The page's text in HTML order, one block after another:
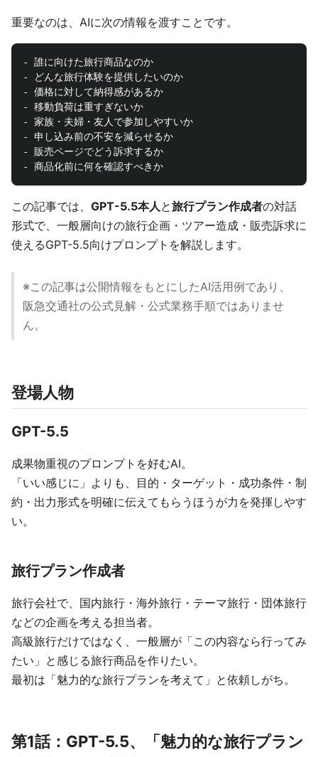
重要なのは、AIに次の情報を渡すことです。
- 誰に向けた旅行商品なのか
- どんな旅行体験を提供したいのか
- 価格に対して納得感があるか
- 移動負荷は重すぎないか
- 家族・夫婦・友人で参加しやすいか
- 申し込み前の不安を減らせるか
- 販売ページでどう訴求するか
この記事では、 GPT-5.5本人と旅行プラン作成者の対話
形式で、一般層向けの旅行企画・ツアー造成・販売訴求に
使えるGPT-5.5向けプロンプトを解説します。
※この記事は公開情報をもとにしたAI活用例であり、
阪急交通社の公式見解・公式業務手順ではありませ
ん。
登場人物
GPT-5.5
成果物重視のプロンプトを好むAI。
「いい感じに」よりも、目的・ターゲット・成功条件・制
約・出力形式を明確に伝えてもらうほうが力を発揮しやす
い。
旅行プラン作成者
旅行会社で、国内旅行・海外旅行・テーマ旅行・団体旅行
などの企画を考える担当者。
高級旅行だけではなく、一般層が「この内容なら行ってみ
たい」と感じる旅行商品を作りたい。
最初は「魅力的な旅行プランを考えて」と依頼しがち。
第1話：GPT-5.5、「魅力的な旅行プラン